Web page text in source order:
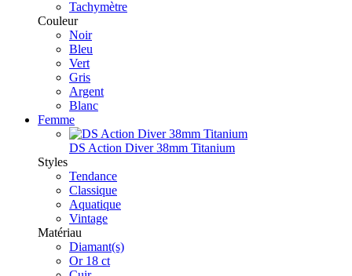
Tachymètre
Couleur
Noir
Bleu
Vert
Gris
Argent
Blanc
Femme
DS Action Diver 38mm Titanium
Styles
Tendance
Classique
Aquatique
Vintage
Matériau
Diamant(s)
Or 18 ct